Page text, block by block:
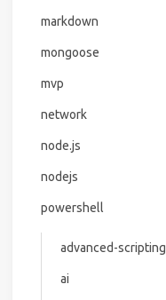
markdown
mongoose
mvp
network
node.js
nodejs
powershell
advanced-scripting
ai